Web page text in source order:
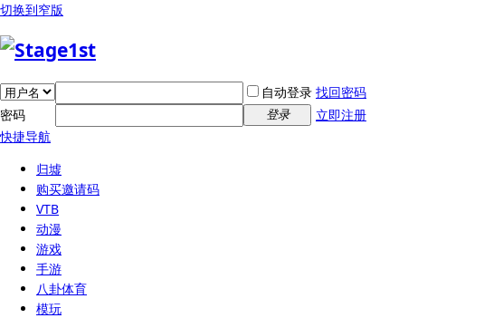
切换到窄版
自动登录 找回密码
密码
登录
立即注册
快捷导航
归墟
购买邀请码
VTB
动漫
游戏
手游
八卦体育
模玩